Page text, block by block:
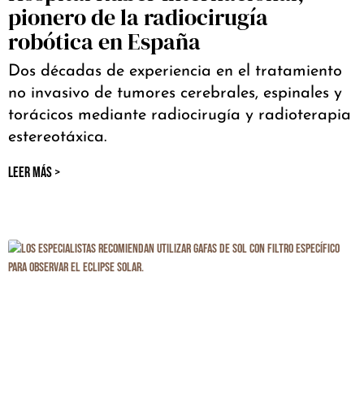
pionero de la radiocirugía
robótica en España
Dos décadas de experiencia en el tratamiento
no invasivo de tumores cerebrales, espinales y
torácicos mediante radiocirugía y radioterapia
estereotáxica.
LEER MÁS >